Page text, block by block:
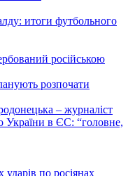
итоги футбольного
російською
розпочати
– журналіст
України в ЄС: “головне,
ударів по росіянах